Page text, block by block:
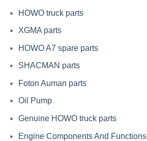
HOWO truck parts
XGMA parts
HOWO A7 spare parts
SHACMAN parts
Foton Auman parts
Oil Pump
Genuine HOWO truck parts
Engine Components And Functions